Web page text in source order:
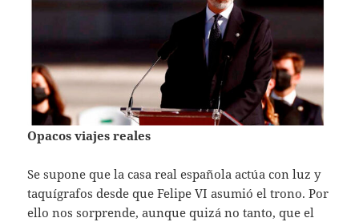
Opacos viajes reales
Se supone que la casa real española actúa con luz y
taquígrafos desde que Felipe VI asumió el trono. Por
ello nos sorprende, aunque quizá no tanto, que el